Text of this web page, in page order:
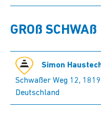
GROß SCHWAß
Simon
Schwaßer Weg 12,
Deutschland